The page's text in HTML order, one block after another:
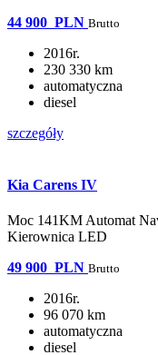
44 900 PLN Brutto
2016r.
230 330 km
automatyczna
diesel
szczegóły
Kia Carens IV
Moc 141KM Automat
Kierownica LED
49 900 PLN Brutto
2016r.
96 070 km
automatyczna
diesel